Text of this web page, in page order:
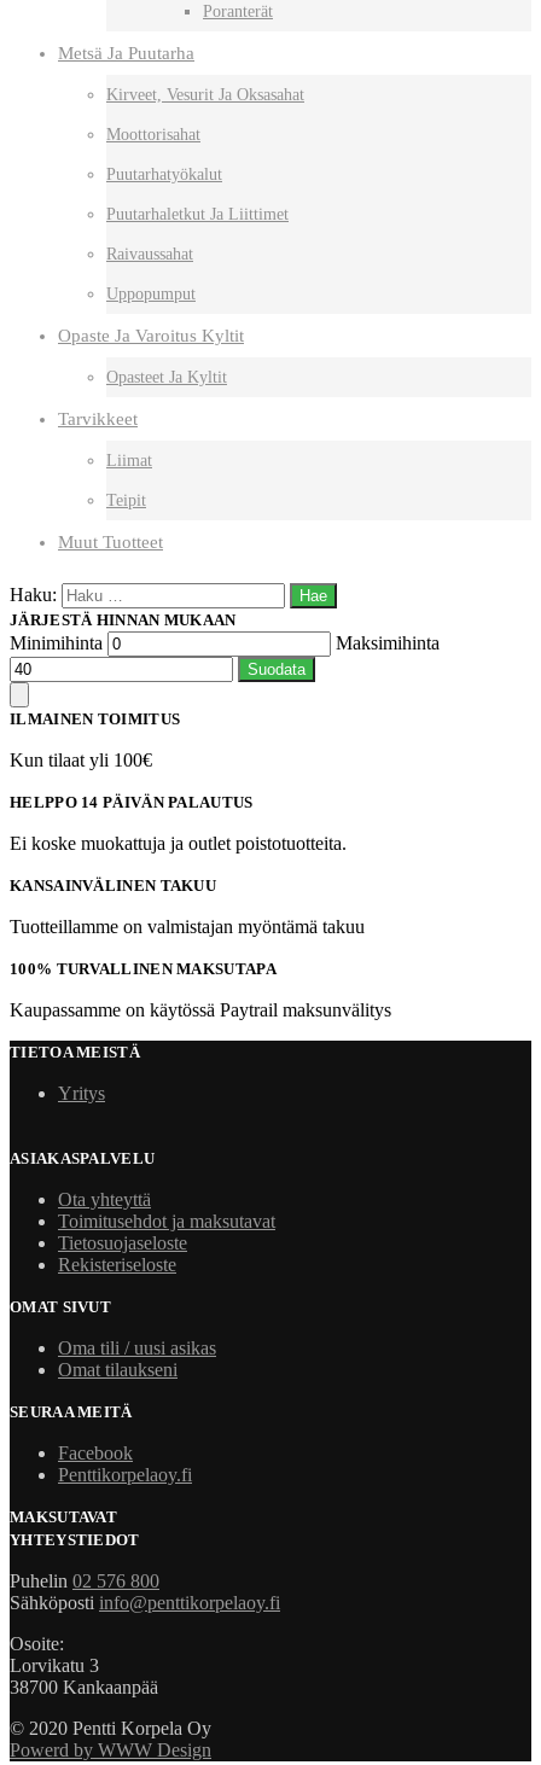
Poranterät
Metsä Ja Puutarha
Kirveet, Vesurit Ja Oksasahat
Moottorisahat
Puutarhatyökalut
Puutarhaletkut Ja Liittimet
Raivaussahat
Uppopumput
Opaste Ja Varoitus Kyltit
Opasteet Ja Kyltit
Tarvikkeet
Liimat
Teipit
Muut Tuotteet
Haku:
JÄRJESTÄ HINNAN MUKAAN
Minimihinta Maksimihinta
Suodata
ILMAINEN TOIMITUS
Kun tilaat yli 100€
HELPPO 14 PÄIVÄN PALAUTUS
Ei koske muokattuja ja outlet poistotuotteita.
KANSAINVÄLINEN TAKUU
Tuotteillamme on valmistajan myöntämä takuu
100% TURVALLINEN MAKSUTAPA
Kaupassamme on käytössä Paytrail maksunvälitys
TIETOA MEISTÄ
Yritys
ASIAKASPALVELU
Ota yhteyttä
Toimitusehdot ja maksutavat
Tietosuojaseloste
Rekisteriseloste
OMAT SIVUT
Oma tili / uusi asikas
Omat tilaukseni
SEURAA MEITÄ
Facebook
Penttikorpelaoy.fi
MAKSUTAVAT
YHTEYSTIEDOT
Puhelin 02 576 800
Sähköposti info@penttikorpelaoy.fi
Osoite:
Lorvikatu 3
38700 Kankaanpää
© 2020 Pentti Korpela Oy
Powerd by WWW Design